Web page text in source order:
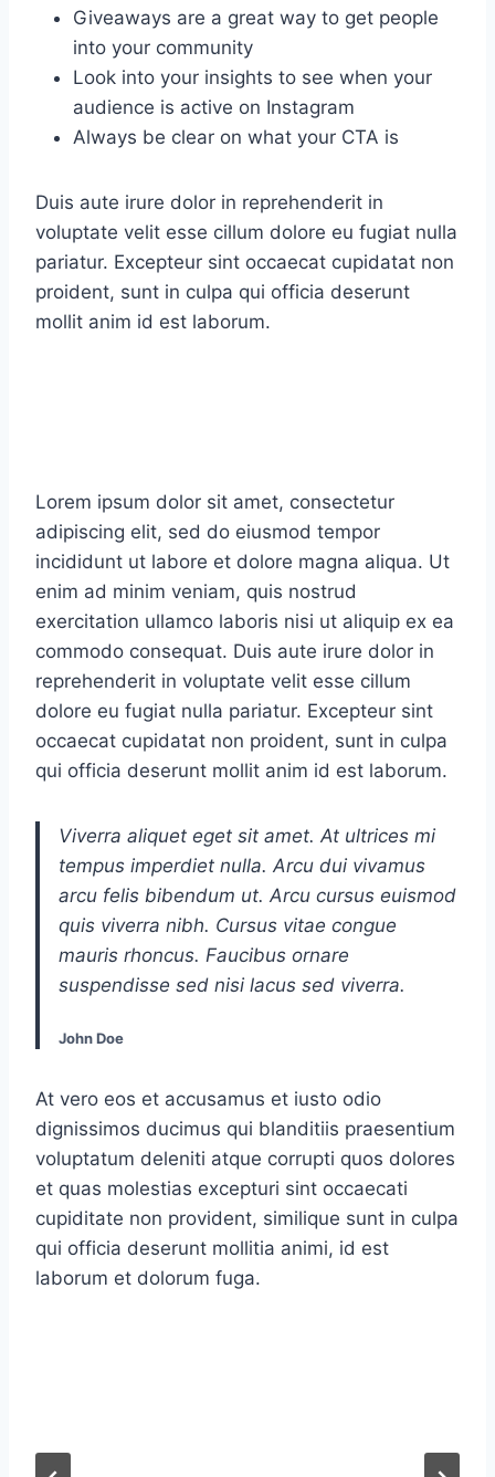
Giveaways are a great way to get people
into your community
Look into your insights to see when your
audience is active on Instagram
Always be clear on what your CTA is
Duis aute irure dolor in reprehenderit in
voluptate velit esse cillum dolore eu fugiat nulla
pariatur. Excepteur sint occaecat cupidatat non
proident, sunt in culpa qui officia deserunt
mollit anim id est laborum.
Lorem ipsum dolor sit amet, consectetur
adipiscing elit, sed do eiusmod tempor
incididunt ut labore et dolore magna aliqua. Ut
enim ad minim veniam, quis nostrud
exercitation ullamco laboris nisi ut aliquip ex ea
commodo consequat. Duis aute irure dolor in
reprehenderit in voluptate velit esse cillum
dolore eu fugiat nulla pariatur. Excepteur sint
occaecat cupidatat non proident, sunt in culpa
qui officia deserunt mollit anim id est laborum.
Viverra aliquet eget sit amet. At ultrices mi
tempus imperdiet nulla. Arcu dui vivamus
arcu felis bibendum ut. Arcu cursus euismod
quis viverra nibh. Cursus vitae congue
mauris rhoncus. Faucibus ornare
suspendisse sed nisi lacus sed viverra.
John Doe
At vero eos et accusamus et iusto odio
dignissimos ducimus qui blanditiis praesentium
voluptatum deleniti atque corrupti quos dolores
et quas molestias excepturi sint occaecati
cupiditate non provident, similique sunt in culpa
qui officia deserunt mollitia animi, id est
laborum et dolorum fuga.